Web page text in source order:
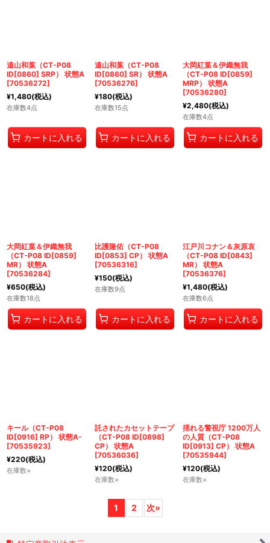
遠山和葉（CT-P08
ID[0860] SRP） 状態A
[70536272]
¥1,480(税込)
在庫数4点
カートに入れる
遠山和葉（CT-P08
ID[0860] SR） 状態A
[70536276]
¥180(税込)
在庫数15点
カートに入れる
大岡紅葉＆伊織無我
（CT-P08 ID[0859]
MRP） 状態A
[70536280]
¥2,480(税込)
在庫数4点
カートに入れる
大岡紅葉＆伊織無我
（CT-P08 ID[0859]
MR） 状態A
[70536284]
¥650(税込)
在庫数18点
カートに入れる
比護隆佑（CT-P08
ID[0853] CP） 状態A
[70536316]
¥150(税込)
在庫数9点
カートに入れる
江戸川コナン＆灰原哀
（CT-P08 ID[0843]
MR） 状態A
[70536376]
¥1,480(税込)
在庫数6点
カートに入れる
キール（CT-P08
ID[0916] RP） 状態A-
[70535923]
¥220(税込)
在庫数×
託されたカセットテープ
（CT-P08 ID[0898]
CP） 状態A
[70536036]
¥120(税込)
在庫数×
揺れる警視庁 1200万人
の人質（CT-P08
ID[0913] CP） 状態A
[70535944]
¥120(税込)
在庫数×
1 2 次»